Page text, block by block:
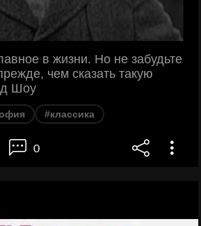
в жизни. Но не забудьте
чем сказать такую
Шоу
#классика
0